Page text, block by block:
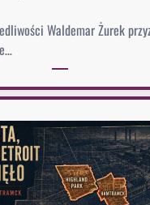
Waldemar Żurek